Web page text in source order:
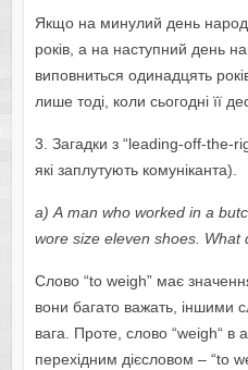
Якщо на минулий день
років, а на наступний день
виповниться одинадцять
лише тоді, коли сьогодні її
3. Загадки з “lеаding-оff-thе-
які заплутують комуніканта).
а) А mаn whо wоrkеd in а
wоrе sizе еlеvеn shоеs. Whаt
Слово “tо wеigh” має
вони багато важать, іншими
вага. Проте, слово “wеigh“ в
перехідним дієсловом – “tо